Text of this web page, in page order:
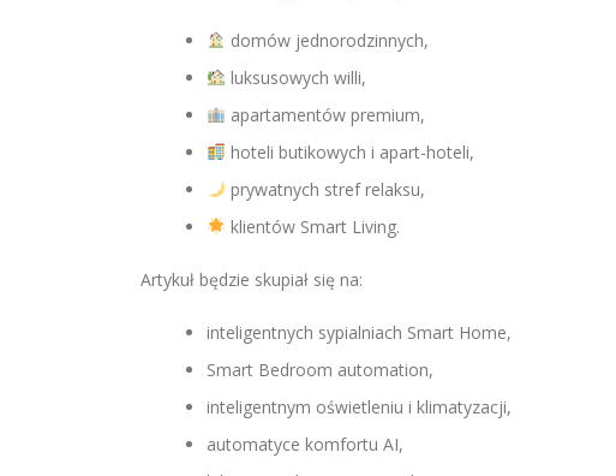
domów jednorodzinnych,
luksusowych willi,
apartamentów premium,
hoteli butikowych i apart-hoteli,
prywatnych stref relaksu,
klientów Smart Living.
Artykuł będzie skupiał się na:
inteligentnych sypialniach Smart Home,
Smart Bedroom automation,
inteligentnym oświetleniu i klimatyzacji,
automatyce komfortu AI,